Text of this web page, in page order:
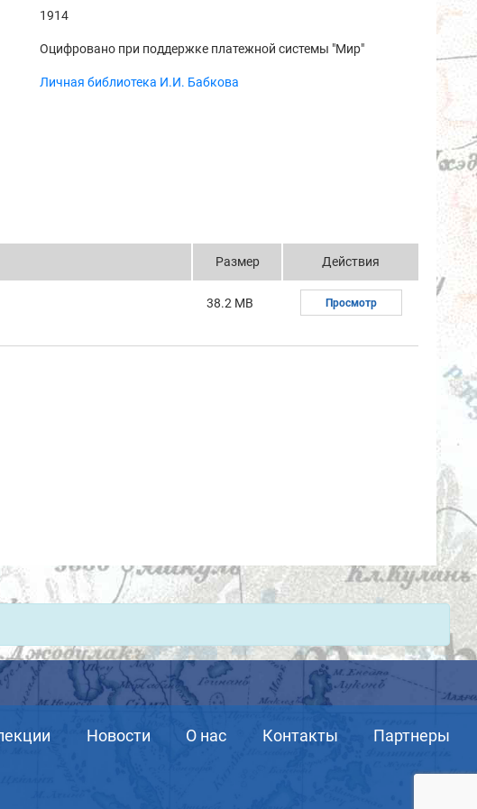
1914
Оцифровано при поддержке платежной системы "Мир"
Личная библиотека И.И. Бабкова
Размер Действия
38.2 MB Просмотр
Новости О нас Контакты Партнеры